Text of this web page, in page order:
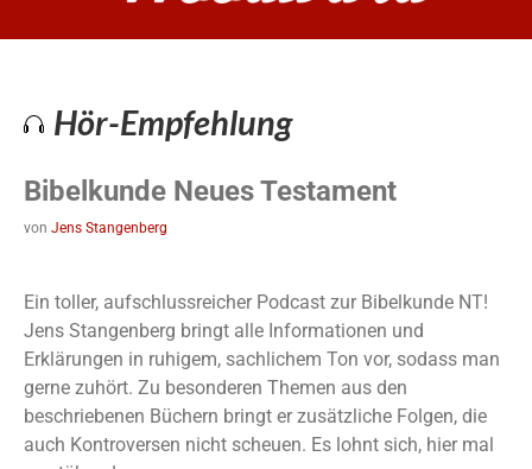
Hör-Empfehlung
Bibelkunde Neues Testament
von Jens Stangenberg
Ein toller, aufschlussreicher Podcast zur Bibelkunde NT!
Jens Stangenberg bringt alle Informationen und
Erklärungen in ruhigem, sachlichem Ton vor, sodass man
gerne zuhört. Zu besonderen Themen aus den
beschriebenen Büchern bringt er zusätzliche Folgen, die
auch Kontroversen nicht scheuen. Es lohnt sich, hier mal